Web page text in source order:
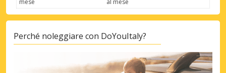
mese
al mese
Perché noleggiare con DoYouItaly?